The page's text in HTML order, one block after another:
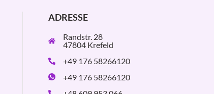
ADRESSE
Randstr. 28
47804 Krefeld
+49 176 58266120
+49 176 58266120